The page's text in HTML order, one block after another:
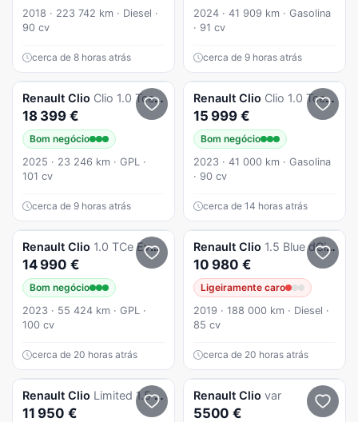
2018 · 223 742 km · Diesel ·
90 cv
cerca de 8 horas atrás
2024 · 41 909 km · Gasolina
· 91 cv
cerca de 9 horas atrás
Renault Clio Clio 1.0 Tce Evolution Bi-Fuel
18 399 €
Bom negócio
2025 · 23 246 km · GPL ·
101 cv
cerca de 9 horas atrás
Renault Clio Clio 1.0 Tce Evolution
15 999 €
Bom negócio
2023 · 41 000 km · Gasolina
· 90 cv
cerca de 14 horas atrás
Renault Clio 1.0 TCe Evolution Bi-Fuel
14 990 €
Bom negócio
2023 · 55 424 km · GPL ·
100 cv
cerca de 20 horas atrás
Renault Clio 1.5 Blue dCi Intens
10 980 €
Ligeiramente caro
2019 · 188 000 km · Diesel ·
85 cv
cerca de 20 horas atrás
Renault Clio Limited 1.5 DCi 90cv
11 950 €
Renault Clio var
5500 €